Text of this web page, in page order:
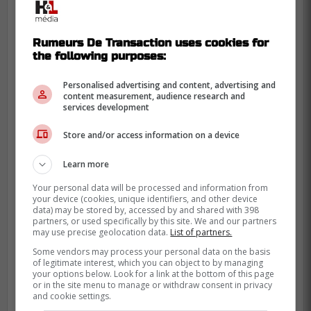
Sa bonne séquence aux côtés de
MacKinnonapparaît aujourd'hui davantage
comme une exception que comme un
véritable retour en force. Les 37 points qu'il
avait obtenus en 43 matchs lui avaient
permis de décrocher un nouveau contrat,
mais cette production n'a jamais été
reproduite par la suite.
Rumeurs De Transaction uses cookies for
the following purposes:
Personalised advertising and content, advertising and
content measurement, audience research and
services development
Store and/or access information on a device
Learn more
Your personal data will be processed and information from
your device (cookies, unique identifiers, and other device
data) may be stored by, accessed by and shared with 398
partners, or used specifically by this site. We and our partners
may use precise geolocation data. List of partners.
Some vendors may process your personal data on the basis
of legitimate interest, which you can object to by managing
your options below. Look for a link at the bottom of this page
or in the site menu to manage or withdraw consent in privacy
and cookie settings.